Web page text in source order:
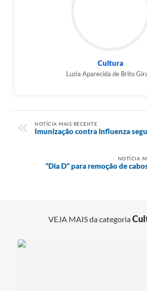
Cultura
Luzia Aparecida de Brito
NOTÍCIA MAIS RECENTE
Imunização contra influenza
NOTÍCIA
“Dia D” para remoção de
VEJA MAIS da categoria